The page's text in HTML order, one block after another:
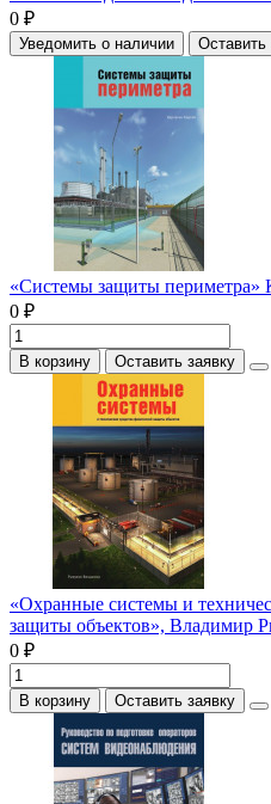
0 ₽
Уведомить о наличии Оставить
«Системы защиты периметра»
0 ₽
В корзину Оставить заявку
«Охранные системы и
защиты объектов», Владимир
0 ₽
В корзину Оставить заявку